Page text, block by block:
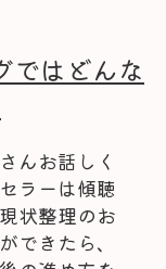
ではどんな
んお話しく
ラーは傾聴
状整理のお
できたら、